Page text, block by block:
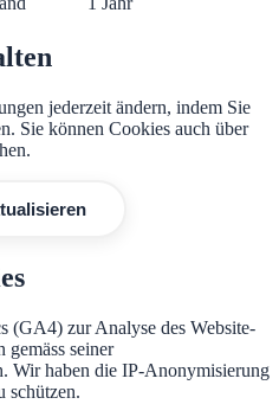
jederzeit ändern, indem Sie
Sie können Cookies auch über
(GA4) zur Analyse des Website-
seiner
Wir haben die IP-Anonymisierung
schützen.